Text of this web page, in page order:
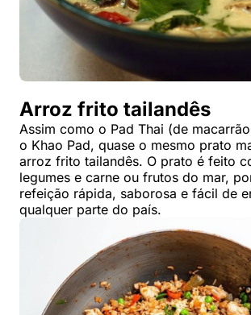
Arroz frito tailandês
Assim como o Pad Thai (de
o Khao Pad, quase o mesmo prato
arroz frito tailandês. O prato é feito
legumes e carne ou frutos do mar,
refeição rápida, saborosa e fácil de
qualquer parte do país.